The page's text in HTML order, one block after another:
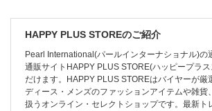
HAPPY PLUS STOREのご紹介
Pearl International(パールインターナショナル)の
通販サイトHAPPY PLUS STORE(ハッピープラ
だけます。HAPPY PLUS STOREはバイヤーが厳
ディース・メンズのファッションアイテムや雑貨
扱うオンライン・セレクトショップです。最新ト